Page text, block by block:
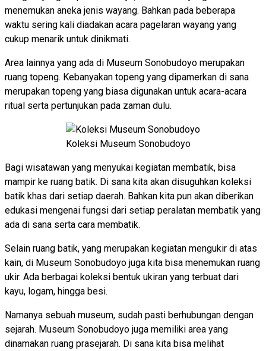
menemukan aneka jenis wayang. Bahkan pada beberapa
waktu sering kali diadakan acara pagelaran wayang yang
cukup menarik untuk dinikmati.
Area lainnya yang ada di Museum Sonobudoyo merupakan
ruang topeng. Kebanyakan topeng yang dipamerkan di sana
merupakan topeng yang biasa digunakan untuk acara-acara
ritual serta pertunjukan pada zaman dulu.
Koleksi Museum Sonobudoyo
Bagi wisatawan yang menyukai kegiatan membatik, bisa
mampir ke ruang batik. Di sana kita akan disuguhkan koleksi
batik khas dari setiap daerah. Bahkan kita pun akan diberikan
edukasi mengenai fungsi dari setiap peralatan membatik yang
ada di sana serta cara membatik.
Selain ruang batik, yang merupakan kegiatan mengukir di atas
kain, di Museum Sonobudoyo juga kita bisa menemukan ruang
ukir. Ada berbagai koleksi bentuk ukiran yang terbuat dari
kayu, logam, hingga besi.
Namanya sebuah museum, sudah pasti berhubungan dengan
sejarah. Museum Sonobudoyo juga memiliki area yang
dinamakan ruang prasejarah. Di sana kita bisa melihat